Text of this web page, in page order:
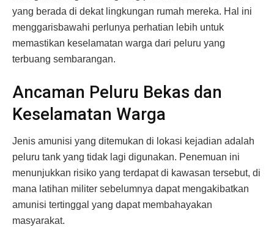
yang berada di dekat lingkungan rumah mereka. Hal ini
menggarisbawahi perlunya perhatian lebih untuk
memastikan keselamatan warga dari peluru yang
terbuang sembarangan.
Ancaman Peluru Bekas dan
Keselamatan Warga
Jenis amunisi yang ditemukan di lokasi kejadian adalah
peluru tank yang tidak lagi digunakan. Penemuan ini
menunjukkan risiko yang terdapat di kawasan tersebut, di
mana latihan militer sebelumnya dapat mengakibatkan
amunisi tertinggal yang dapat membahayakan
masyarakat.